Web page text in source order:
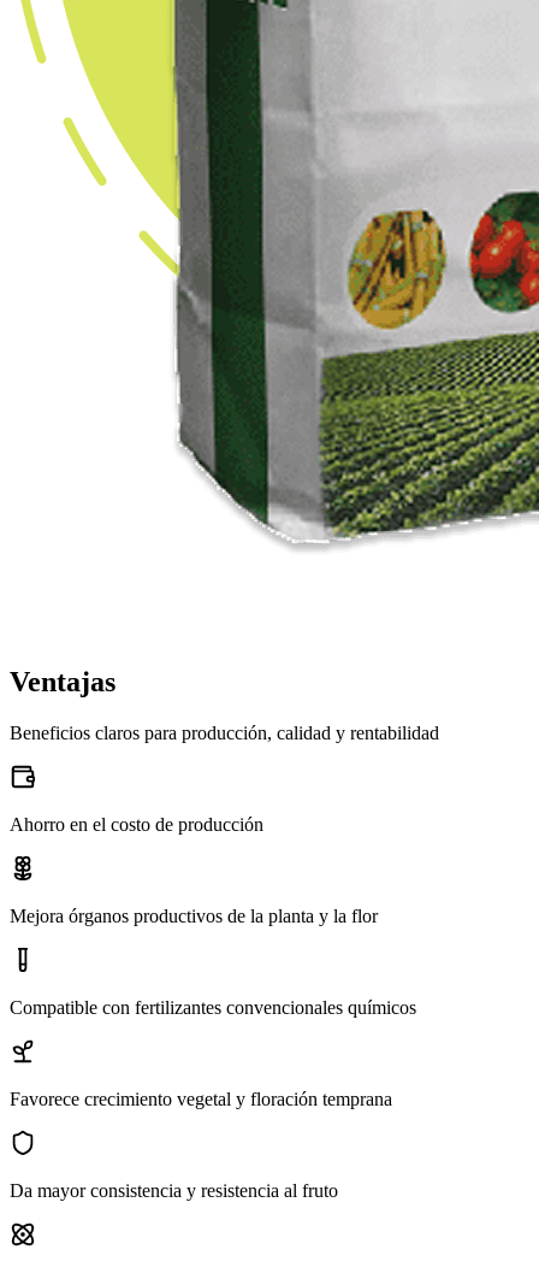
Ventajas
Beneficios claros para producción, calidad y rentabilidad
Ahorro en el costo de producción
Mejora órganos productivos de la planta y la flor
Compatible con fertilizantes convencionales químicos
Favorece crecimiento vegetal y floración temprana
Da mayor consistencia y resistencia al fruto